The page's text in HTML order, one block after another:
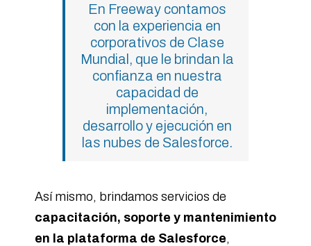
En Freeway contamos
con la experiencia en
corporativos de Clase
Mundial, que le brindan la
confianza en nuestra
capacidad de
implementación,
desarrollo y ejecución en
las nubes de Salesforce.
Así mismo, brindamos servicios de
capacitación, soporte y mantenimiento
en la plataforma de Salesforce,